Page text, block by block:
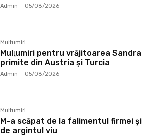
Admin - 05/08/2026
Multumiri
Mulţumiri pentru vrăjitoarea Sandra
primite din Austria și Turcia
Admin - 05/08/2026
Multumiri
M-a scăpat de la falimentul firmei și
de argintul viu